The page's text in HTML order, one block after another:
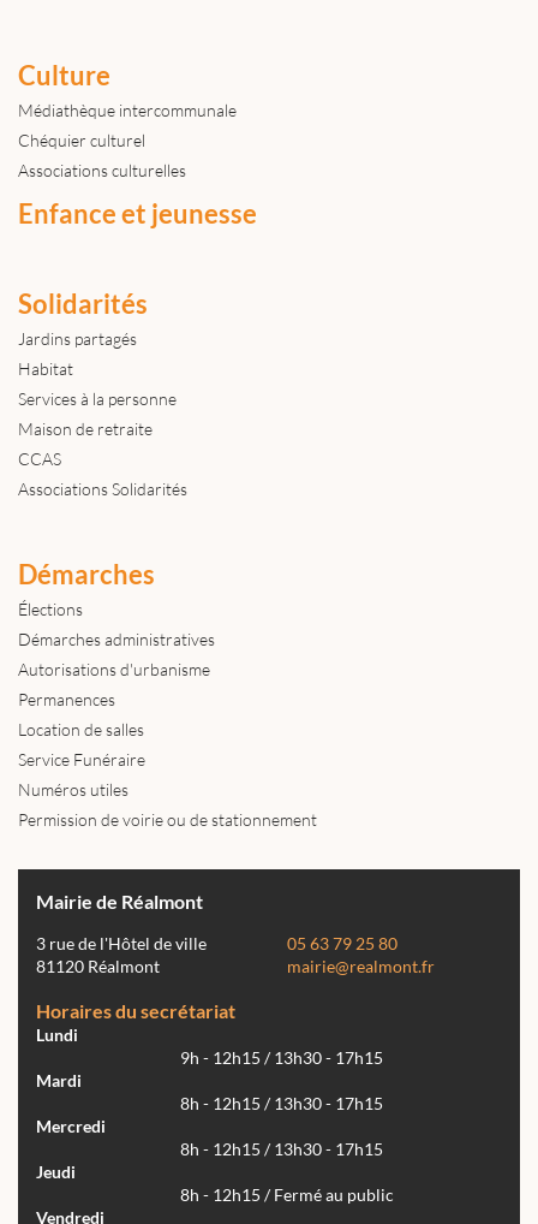
Culture
Médiathèque intercommunale
Chéquier culturel
Associations culturelles
Enfance et jeunesse
Solidarités
Jardins partagés
Habitat
Services à la personne
Maison de retraite
CCAS
Associations Solidarités
Démarches
Élections
Démarches administratives
Autorisations d'urbanisme
Permanences
Location de salles
Service Funéraire
Numéros utiles
Permission de voirie ou de stationnement
Mairie de Réalmont
3 rue de l'Hôtel de ville
81120 Réalmont
05 63 79 25 80
mairie@realmont.fr
Horaires du secrétariat
Lundi
9h - 12h15 / 13h30 - 17h15
Mardi
8h - 12h15 / 13h30 - 17h15
Mercredi
8h - 12h15 / 13h30 - 17h15
Jeudi
8h - 12h15 / Fermé au public
Vendredi